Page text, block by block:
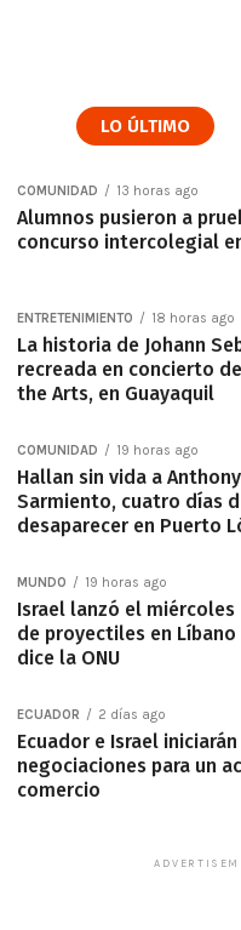
LO ÚLTIMO
COMUNIDAD 13 horas ago
Alumnos pusieron a
concurso intercolegial
ENTRETENIMIENTO 18 horas ago
La historia de Johann
recreada en concierto
the Arts, en Guayaquil
COMUNIDAD 19 horas ago
Hallan sin vida a
Sarmiento, cuatro días
desaparecer en Puerto
MUNDO 19 horas ago
Israel lanzó el
de proyectiles en
dice la ONU
ECUADOR 2 días ago
Ecuador e Israel
negociaciones para un
comercio